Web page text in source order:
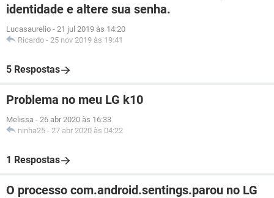
identidade e altere sua senha.
Lucasaurelio - 21 jul 2019 às 14:20
Ricardo - 25 nov 2019 às 19:41
5 Respostas
Problema no meu LG k10
Melissa - 26 abr 2020 às 16:33
ninha25 - 27 abr 2020 às 04:22
1 Respostas
O processo com.android.sentings.parou no LG